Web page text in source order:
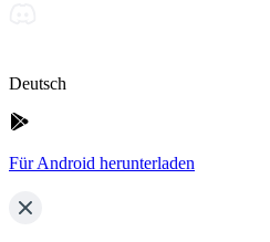
Deutsch
Für Android herunterladen